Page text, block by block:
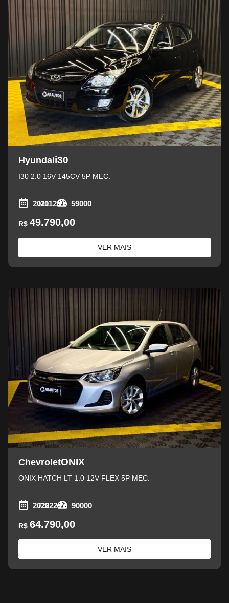
Hyundaii30
I30 2.0 16V 145CV 5P MEC.
2011
/2012 59000
R$49.790,00
VER MAIS
ChevroletONIX
ONIX HATCH LT 1.0 12V FLEX 5P MEC.
2022
/2022 90000
R$64.790,00
VER MAIS